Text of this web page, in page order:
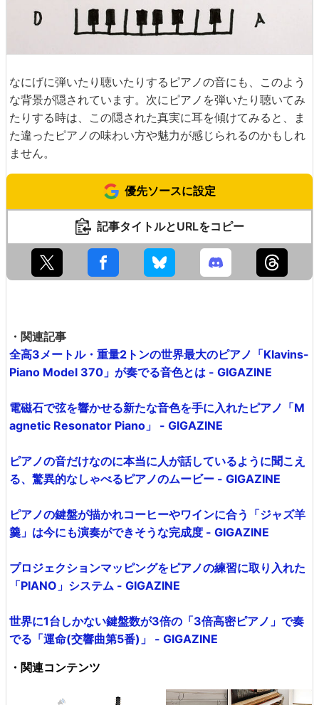
なにげに弾いたり聴いたりするピアノの音にも、このよう
な背景が隠されています。次にピアノを弾いたり聴いてみ
たりする時は、この隠された真実に耳を傾けてみると、ま
た違ったピアノの味わい方や魅力が感じられるのかもしれ
ません。
優先ソースに設定
記事タイトルとURLをコピー
・関連記事
全高3メートル・重量2トンの世界最大のピアノ「Klavins-
Piano Model 370」が奏でる音色とは - GIGAZINE
電磁石で弦を響かせる新たな音色を手に入れたピアノ「M
agnetic Resonator Piano」 - GIGAZINE
ピアノの音だけなのに本当に人が話しているように聞こえ
る、驚異的なしゃべるピアノのムービー - GIGAZINE
ピアノの鍵盤が描かれコーヒーやワインに合う「ジャズ羊
羹」は今にも演奏ができそうな完成度 - GIGAZINE
プロジェクションマッピングをピアノの練習に取り入れた
「PIANO」システム - GIGAZINE
世界に1台しかない鍵盤数が3倍の「3倍高密ピアノ」で奏
でる「運命(交響曲第5番)」 - GIGAZINE
・関連コンテンツ